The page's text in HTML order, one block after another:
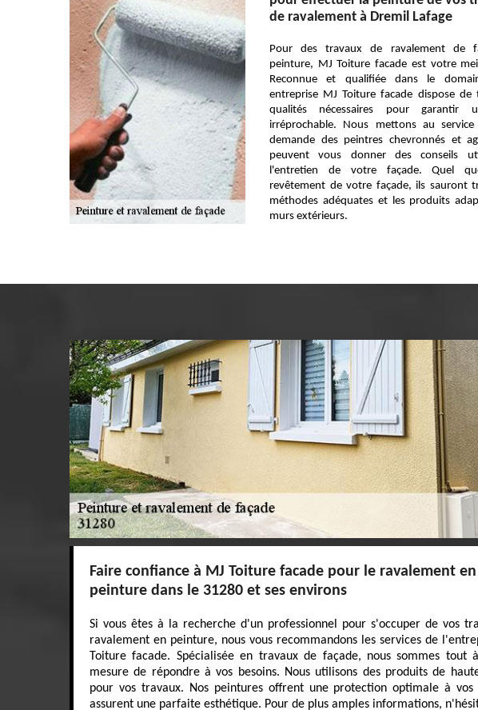
de ravalement à Dremil Lafage
Pour des travaux de ravalement de
peinture, MJ Toiture facade est votre
Reconnue et qualifiée dans le
entreprise MJ Toiture facade dispose de
qualités nécessaires pour garantir
irréprochable. Nous mettons au
demande des peintres chevronnés et
peuvent vous donner des conseils
l'entretien de votre façade. Quel
revêtement de votre façade, ils sauront
méthodes adéquates et les produits
murs extérieurs.
Faire confiance à MJ Toiture facade pour le ravalement en
peinture dans le 31280 et ses environs
Si vous êtes à la recherche d'un professionnel pour s'occuper de vos
ravalement en peinture, nous vous recommandons les services de
Toiture facade. Spécialisée en travaux de façade, nous sommes tout
mesure de répondre à vos besoins. Nous utilisons des produits de
pour vos travaux. Nos peintures offrent une protection optimale à
assurent une parfaite esthétique. Pour de plus amples informations,